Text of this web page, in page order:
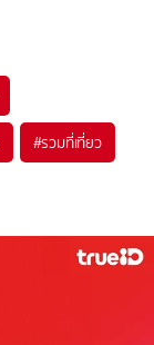
#รวมที่เที่ยว